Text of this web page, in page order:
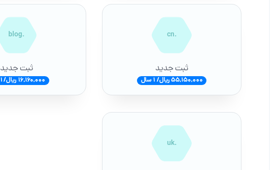
.cn
ثبت جدید
55,150,000 ریال/ 1 سال
.blog
ثبت جدید
16,160,000 ریال/ 1 سال
.uk